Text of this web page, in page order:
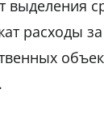
выделения
расходы